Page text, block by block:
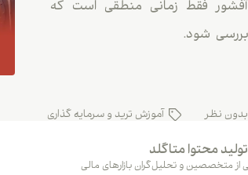
فقط زمانی منطقی است که
بررسی شود.
بدون نظر آموزش ترید و سرمایه گذاری
محتوا متاگلد
متخصصین و تحلیل‌گران بازارهای مالی